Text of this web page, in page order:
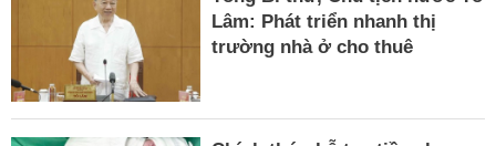
Lâm: Phát triển nhanh thị
trường nhà ở cho thuê